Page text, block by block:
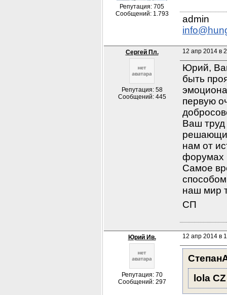
Репутация: 705
Сообщений: 1.793
Сергей Пл.
Репутация: 58
Сообщений: 445
12 апр 2014 в
Юрий,
быть
первую
Ваш
нам от
форумах
Самое
наш мир
СП
Юрий Ив.
Репутация: 70
Сообщений: 297
12 апр 2014 в
lola CZ